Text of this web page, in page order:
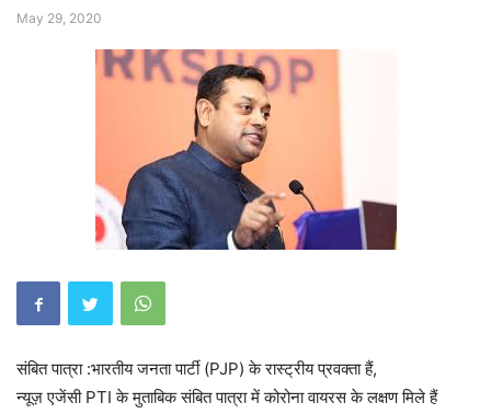
May 29, 2020
संबित पात्रा :भारतीय जनता पार्टी (PJP) के रास्ट्रीय प्रवक्ता हैं,
न्यूज़ एजेंसी PTI के मुताबिक संबित पात्रा में कोरोना वायरस के लक्षण मिले हैं